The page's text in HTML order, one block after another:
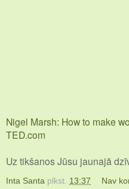
Nigel Marsh: How to make
TED.com
Uz tikšanos Jūsu jaunajā
Inta Santa plkst. 13:37 Nav